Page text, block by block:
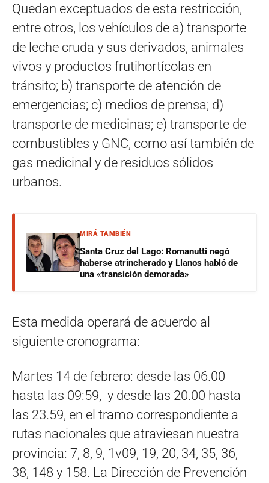
Quedan exceptuados de esta restricción,
entre otros, los vehículos de a) transporte
de leche cruda y sus derivados, animales
vivos y productos frutihortícolas en
tránsito; b) transporte de atención de
emergencias; c) medios de prensa; d)
transporte de medicinas; e) transporte de
combustibles y GNC, como así también de
gas medicinal y de residuos sólidos
urbanos.
MIRÁ TAMBIÉN
Santa Cruz del Lago: Romanutti negó
haberse atrincherado y Llanos habló de
una «transición demorada»
Esta medida operará de acuerdo al
siguiente cronograma:
Martes 14 de febrero: desde las 06.00
hasta las 09:59, y desde las 20.00 hasta
las 23.59, en el tramo correspondiente a
rutas nacionales que atraviesan nuestra
provincia: 7, 8, 9, 1v09, 19, 20, 34, 35, 36,
38, 148 y 158. La Dirección de Prevención